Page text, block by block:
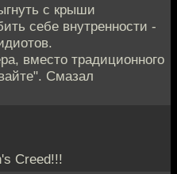
с крыши
себе внутренности -
вместо традиционного
Смазал
Creed!!!